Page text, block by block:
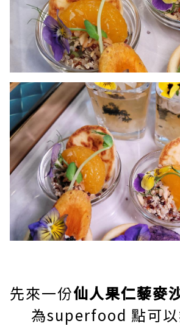
先來一份仙人果仁藜麥
為superfood 點可以